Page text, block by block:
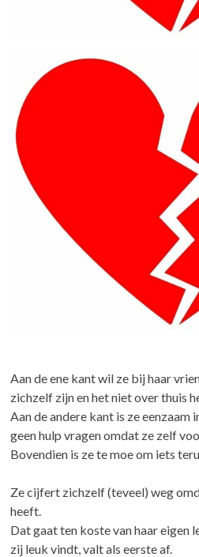
Aan de ene kant wil ze bij haar
zichzelf zijn en het niet over thuis
Aan de andere kant is ze eenzaam
geen hulp vragen omdat ze zelf
Bovendien is ze te moe om iets
Ze cijfert zichzelf (teveel) weg
heeft.
Dat gaat ten koste van haar eigen
zij leuk vindt, valt als eerste af.